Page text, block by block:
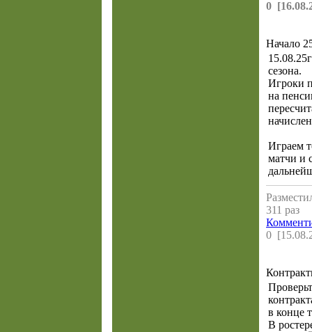
0
Начало
сезона.
Игроки
на
Играем
матчи и
311 раз
0
в конце
В